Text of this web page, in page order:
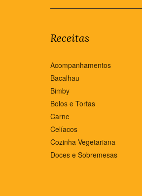
Receitas
Acompanhamentos
Bacalhau
Bimby
Bolos e Tortas
Carne
Celíacos
Cozinha Vegetariana
Doces e Sobremesas